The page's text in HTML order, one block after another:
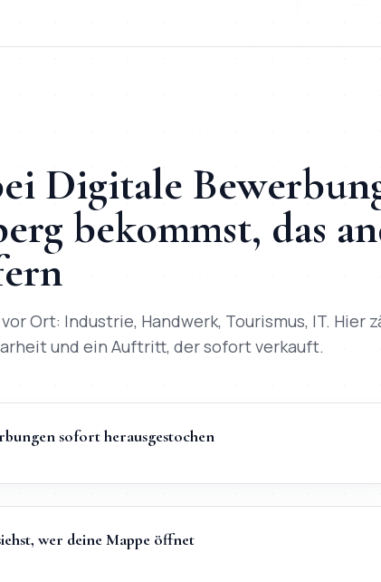
Digitale
bekommst, das
Ort: Industrie, Handwerk, Tourismus, IT. Hier
und ein Auftritt, der sofort verkauft.
sofort herausgestochen
wer deine Mappe öffnet